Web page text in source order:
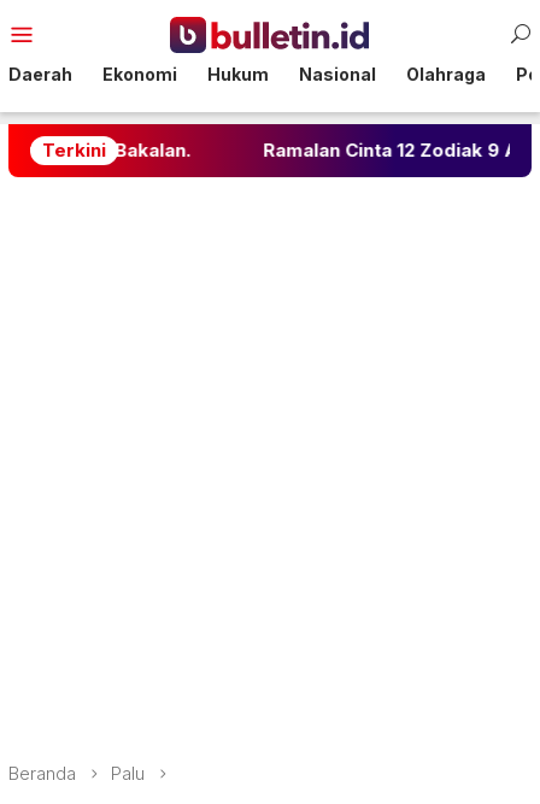
ke
Mobile
Daerah Ekonomi Hukum Nasional Olahraga
Terkini Ramalan Cinta 12 Zodiak 9 Agustus 2026:
Beranda Palu